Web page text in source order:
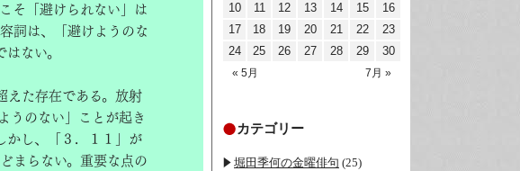
そ「避けられない」は
詞は、「避けようのな
ない。
えた存在である。放射
うのない」ことが起き
かし、「３．１１」が
まらない。重要な点の
« 5月 7月 »
10
11 12 13 14 15
16
17
18 19 20 21 22
23
24
25 26 27 28 29 30
カテゴリー
堀田季何の金曜俳句 (25)